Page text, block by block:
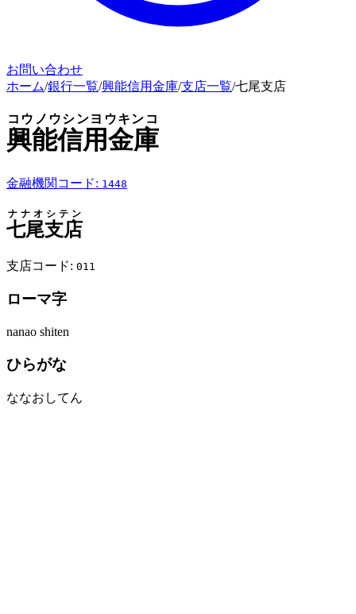
お問い合わせ
ホーム/銀行一覧/興能信用金庫/支店一覧/七尾支店
興能信用金庫
コウノウシンヨウキンコ
金融機関コード: 1448
七尾支店
ナナオシテン
支店コード: 011
ローマ字
nanao shiten
ひらがな
ななおしてん